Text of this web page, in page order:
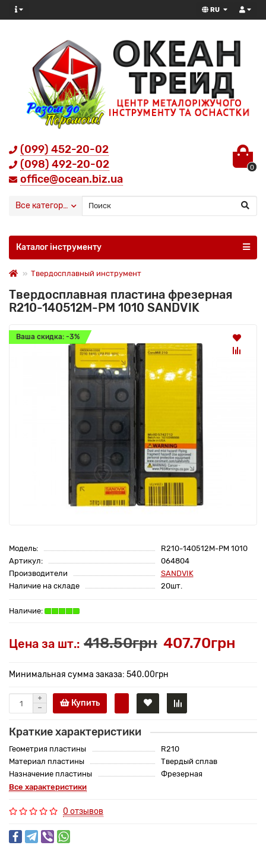
RU
(099) 452-20-02
(098) 492-20-02
office@ocean.biz.ua
0
Все категории
Каталог інструменту
Твердосплавный инструмент
Твердосплавная пластина фрезерная
R210-140512M-PM 1010 SANDVIK
Ваша скидка: -3%
Модель:
R210-140512M-PM 1010
Артикул:
064804
Производители
SANDVIK
Наличие на складе
20шт.
Цена за шт.: 418.50грн 407.70грн
Минимальная сумма заказа: 540.00грн
Купить
Краткие характеристики
Геометрия пластины
R210
Материал пластины
Твердый сплав
Назначение пластины
Фрезерная
Все характеристики
0 отзывов